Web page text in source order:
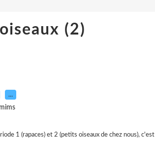
(2)
…
1 (rapaces) et 2 (petits oiseaux de chez nous), c'est